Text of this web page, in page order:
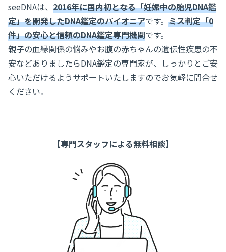
seeDNAは、 2016年に国内初となる「妊娠中の胎児DNA鑑
定」を開発したDNA鑑定のパイオニアです。 ミス判定「0
件」の安心と信頼のDNA鑑定専門機関です。
親子の血縁関係の悩みやお腹の赤ちゃんの遺伝性疾患の不
安などありましたらDNA鑑定の専門家が、しっかりとご安
心いただけるようサポートいたしますのでお気軽に問合せ
ください。
【専門スタッフによる無料相談】